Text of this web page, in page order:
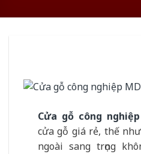
Cửa gỗ công nghiệp
cửa gỗ giá rẻ, thế
ngoài sang trọng